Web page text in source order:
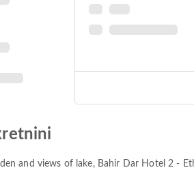
and views of lake, Bahir Dar Hotel 2 -